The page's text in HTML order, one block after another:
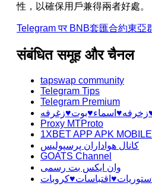
性，以確保用戶兼得兩者好處。
Telegram पर BNB套匯合約東亞
संबंधित समूह और चैनल
tapswap community
Telegram Tips
Telegram Premium
Proxy MTProto
1XBET APP APK
کانال هواداران پرسپولیس
GOATS Channel
وان ایکس بت رسمی